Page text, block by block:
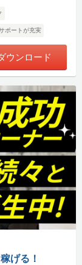
ポートが充実
ウンロード
げる！